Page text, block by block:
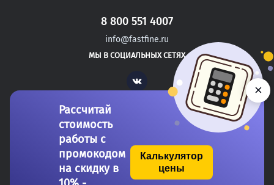
САНКТ-ПЕТЕРБУРГ
ТЕЙКОВО
УДАЧНЫЙ
8 800 551 4007
info@fastfine.ru
МЫ В СОЦИАЛЬНЫХ СЕТЯХ
Vk
Copyright 2011-2026 FastFine.ru
Рассчитай
стоимость
работы с
промокодом
на скидку в
Калькулятор
цены
×